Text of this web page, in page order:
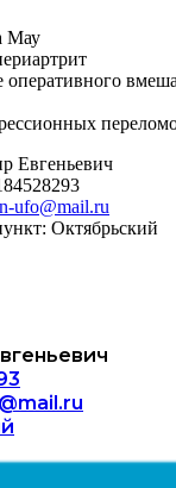
Мау
оперативного
Евгеньевич
ufo@mail.ru
Октябрьский